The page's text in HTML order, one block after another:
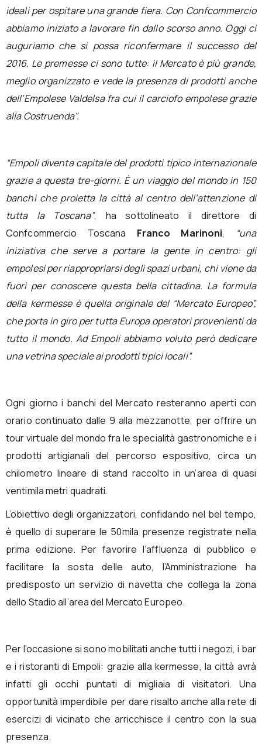
ideali per ospitare una grande fiera. Con Confcommercio
abbiamo iniziato a lavorare fin dallo scorso anno. Oggi ci
auguriamo che si possa riconfermare il successo del
2016. Le premesse ci sono tutte: il Mercato è più grande,
meglio organizzato e vede la presenza di prodotti anche
dell’Empolese Valdelsa fra cui il carciofo empolese grazie
alla Costruenda".
“Empoli diventa capitale del prodotti tipico internazionale
grazie a questa tre-giorni. È un viaggio del mondo in 150
banchi che proietta la città al centro dell’attenzione di
tutta la Toscana”, ha sottolineato il direttore di
Confcommercio Toscana Franco Marinoni,
“una
iniziativa che serve a portare la gente in centro: gli
empolesi per riappropriarsi degli spazi urbani, chi viene da
fuori per conoscere questa bella cittadina. La formula
della kermesse è quella originale del “Mercato Europeo”,
che porta in giro per tutta Europa operatori provenienti da
tutto il mondo. Ad Empoli abbiamo voluto però dedicare
una vetrina speciale ai prodotti tipici locali”.
Ogni giorno i banchi del Mercato resteranno aperti con
orario continuato dalle 9 alla mezzanotte, per offrire un
tour virtuale del mondo fra le specialità gastronomiche e i
prodotti artigianali del percorso espositivo, circa un
chilometro lineare di stand raccolto in un’area di quasi
ventimila metri quadrati.
L’obiettivo degli organizzatori, confidando nel bel tempo,
è quello di superare le 50mila presenze registrate nella
prima edizione. Per favorire l’affluenza di pubblico e
facilitare la sosta delle auto, l’Amministrazione ha
predisposto un servizio di navetta che collega la zona
dello Stadio all’area del Mercato Europeo.
Per l’occasione si sono mobilitati anche tutti i negozi, i bar
e i ristoranti di Empoli: grazie alla kermesse, la città avrà
infatti gli occhi puntati di migliaia di visitatori. Una
opportunità imperdibile per dare risalto anche alla rete di
esercizi di vicinato che arricchisce il centro con la sua
presenza.